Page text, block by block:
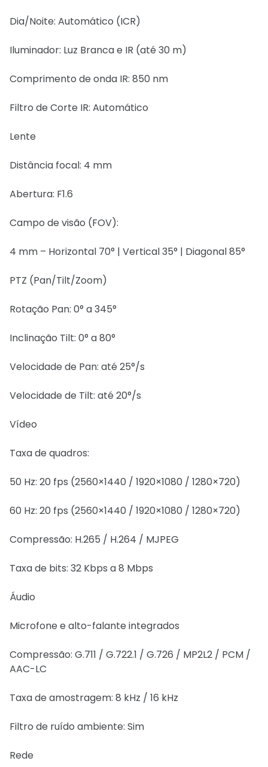
Dia/Noite: Automático (ICR)
Iluminador: Luz Branca e IR (até 30 m)
Comprimento de onda IR: 850 nm
Filtro de Corte IR: Automático
Lente
Distância focal: 4 mm
Abertura: F1.6
Campo de visão (FOV):
4 mm – Horizontal 70° | Vertical 35° | Diagonal 85°
PTZ (Pan/Tilt/Zoom)
Rotação Pan: 0° a 345°
Inclinação Tilt: 0° a 80°
Velocidade de Pan: até 25°/s
Velocidade de Tilt: até 20°/s
Vídeo
Taxa de quadros:
50 Hz: 20 fps (2560×1440 / 1920×1080 / 1280×720)
60 Hz: 20 fps (2560×1440 / 1920×1080 / 1280×720)
Compressão: H.265 / H.264 / MJPEG
Taxa de bits: 32 Kbps a 8 Mbps
Áudio
Microfone e alto-falante integrados
Compressão: G.711 / G.722.1 / G.726 / MP2L2 / PCM /
AAC-LC
Taxa de amostragem: 8 kHz / 16 kHz
Filtro de ruído ambiente: Sim
Rede